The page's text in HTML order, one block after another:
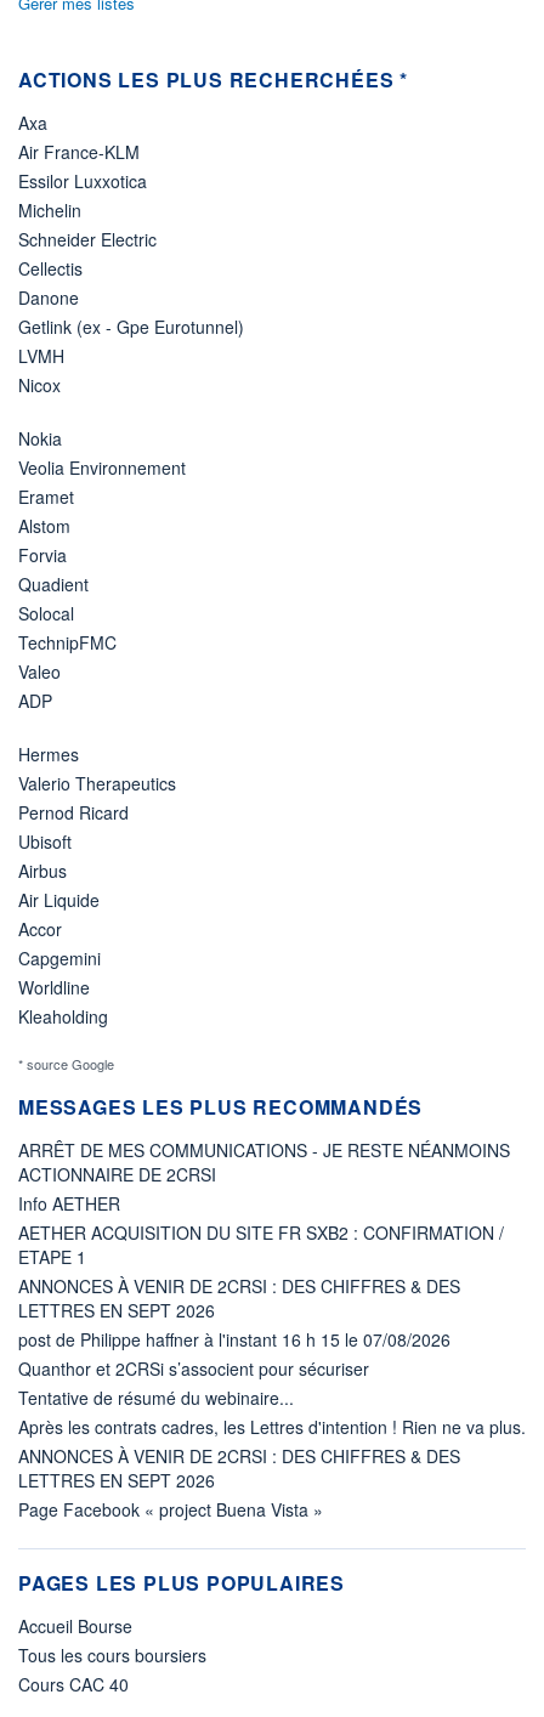
ACTIONS LES PLUS RECHERCHÉES *
Axa
Air France-KLM
Essilor Luxxotica
Michelin
Schneider Electric
Cellectis
Danone
Getlink (ex - Gpe Eurotunnel)
LVMH
Nicox
Nokia
Veolia Environnement
Eramet
Alstom
Forvia
Quadient
Solocal
TechnipFMC
Valeo
ADP
Hermes
Valerio Therapeutics
Pernod Ricard
Ubisoft
Airbus
Air Liquide
Accor
Capgemini
Worldline
Kleaholding
* source Google
MESSAGES LES PLUS RECOMMANDÉS
ARRÊT DE MES COMMUNICATIONS - JE RESTE NÉANMOINS
ACTIONNAIRE DE 2CRSI
Info AETHER
AETHER ACQUISITION DU SITE FR SXB2 : CONFIRMATION /
ETAPE 1
ANNONCES À VENIR DE 2CRSI : DES CHIFFRES & DES
LETTRES EN SEPT 2026
post de Philippe haffner à l'instant 16 h 15 le 07/08/2026
Quanthor et 2CRSi s’associent pour sécuriser
Tentative de résumé du webinaire...
Après les contrats cadres, les Lettres d'intention ! Rien ne va plus.
ANNONCES À VENIR DE 2CRSI : DES CHIFFRES & DES
LETTRES EN SEPT 2026
Page Facebook « project Buena Vista »
PAGES LES PLUS POPULAIRES
Accueil Bourse
Tous les cours boursiers
Cours CAC 40